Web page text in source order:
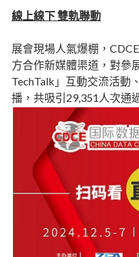
線上線下 雙軌聯動
展會現場人氣爆棚，
方合作新媒體渠道，對參
TechTalk」互動交流活動
播，共吸引29,351人次通